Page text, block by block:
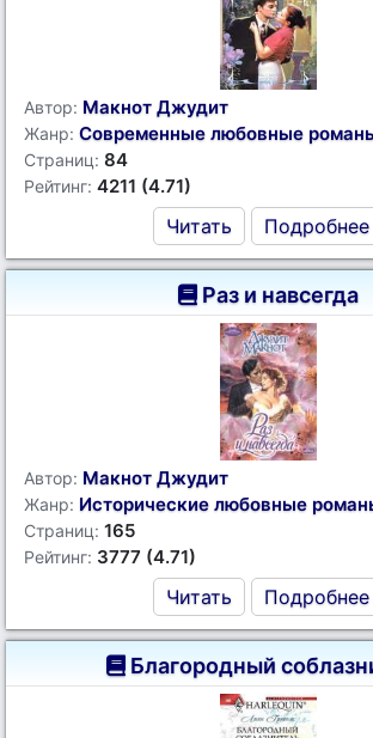
Автор: Макнот Джудит
Жанр: Современные любовные
Страниц: 84
Рейтинг: 4211 (4.71)
Читать Подробнее
Раз и навсегда
Автор: Макнот Джудит
Жанр: Исторические любовные
Страниц: 165
Рейтинг: 3777 (4.71)
Читать Подробнее
Благородный